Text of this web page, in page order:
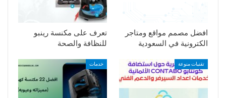
افضل مصمم مواقع ومتاجر
الكترونية في السعودية
تعرف على مكنسة رينبو
للنظافة والصحة
تقنيات منوعة خدمات